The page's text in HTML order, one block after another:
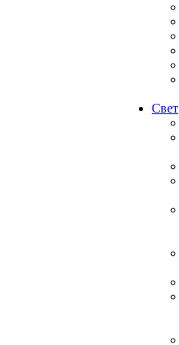
Свет